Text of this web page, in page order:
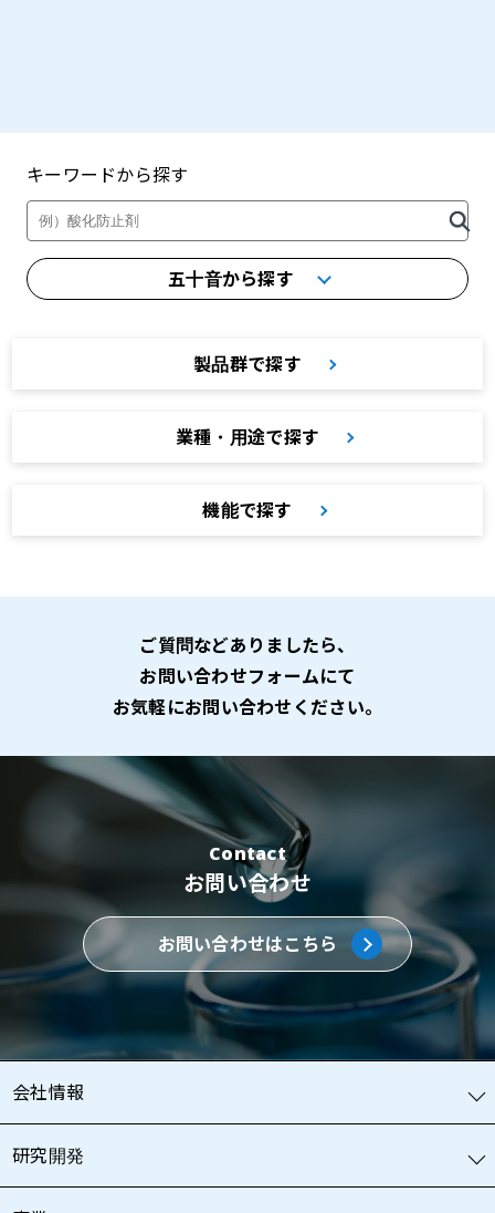
キーワードから探す
五十音から探す
製品群で探す
業種・用途で探す
機能で探す
ご質問などありましたら、
お問い合わせフォームにて
お気軽にお問い合わせください。
Contact
お問い合わせ
お問い合わせはこちら
会社情報
研究開発